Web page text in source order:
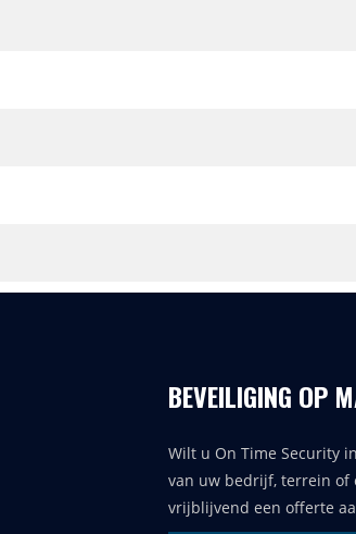
BEVEILIGING OP
Wilt u On Time Security
van uw bedrijf, terrein of
vrijblijvend een offerte